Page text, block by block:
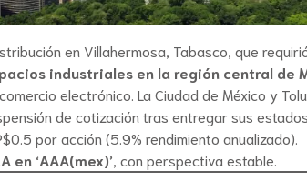
en Villahermosa, Tabasco, que
industriales en la región central
electrónico. La Ciudad de México y
de cotización tras entregar sus
por acción (5.9% rendimiento anualizado).
‘AAA(mex)’ , con perspectiva estable.